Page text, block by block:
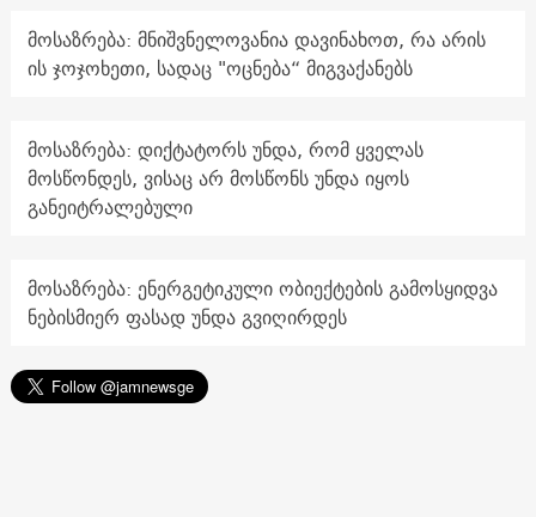
მოსაზრება: მნიშვნელოვანია დავინახოთ, რა არის
ის ჯოჯოხეთი, სადაც "ოცნება“ მიგვაქანებს
მოსაზრება: დიქტატორს უნდა, რომ ყველას
მოსწონდეს, ვისაც არ მოსწონს უნდა იყოს
განეიტრალებული
მოსაზრება: ენერგეტიკული ობიექტების გამოსყიდვა
ნებისმიერ ფასად უნდა გვიღირდეს